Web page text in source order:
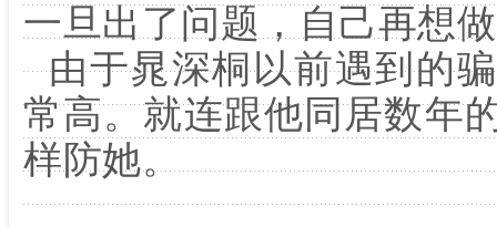
一旦出了问题，自己再想
由于晁深桐以前遇到的
常高。就连跟他同居数年
样防她。